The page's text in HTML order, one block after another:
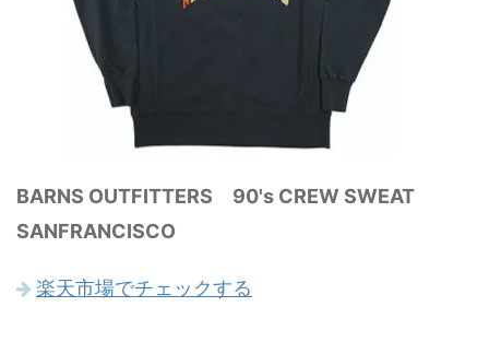
BARNS OUTFITTERS 90's CREW SWEAT
SANFRANCISCO
楽天市場でチェックする